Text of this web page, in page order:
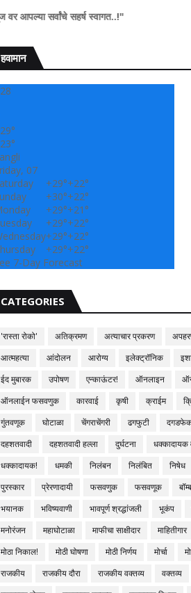
सहर्ष स्वागत..!"
हवामान
28
29°
23°
07
+29°+22°
+30°+22°
+29°+21°
+29°+22°
+29°+22°
+29°+22°
7-Day Forecast
CATEGORIES
'रास्ता रोको' अतिक्रमण अत्याचार प्रकरण
आत्महत्या
आंदोलन आरोग्य इलेक्ट्रॉनिक
ईद मुबारक
उपोषण एन्काऊंटर! ऑनलाइन
ऑनलाईन फसवणुक
कारवाई कृषी क्राईम
गुंतवणूक
घोटाळा चेंगराचेंगरी ढगफुटी
दहशतवादी
दहशतवादी हल्ला दुर्घटना
धक्कादायक
धक्कादायक!
धमकी निलंबन निलंबित निषेध
पुरस्कार
प्रेरणादायी फसवणुक फसवणूक
भयानक
भविष्यवाणी भावपूर्ण श्रद्धांजली भूकंप
मनोरंजन
महाघोटाळा माफीचा साक्षीदार
माहितीगार
मोठा निकाल!
मोठी घोषणा मोठी निर्णय मोर्चा
राजकीय
राजकीय दौरा राजकीय वक्तव्य
वक्तव्य